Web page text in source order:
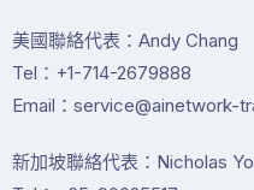
美國聯絡代表：Andy Chang
Tel：+1-714-2679888
Email：service@ainetwork-
新加坡聯絡代表：Nicholas